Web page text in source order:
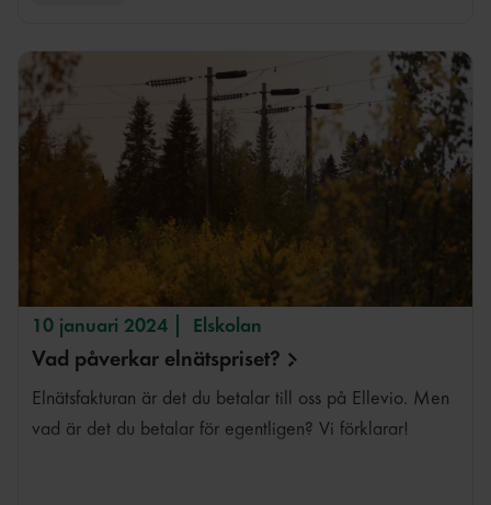
10 januari 2024 Elskolan
Vad påverkar elnätspriset?
Elnätsfakturan är det du betalar till oss på Ellevio. Men
vad är det du betalar för egentligen? Vi förklarar!